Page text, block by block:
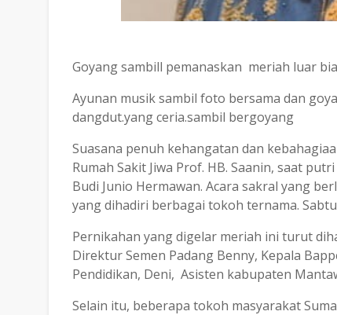
Goyang sambill pemanaskan meriah luar
Ayunan musik sambil foto bersama dan
dangdut.yang ceria.sambil bergoyang
Suasana penuh kehangatan dan
Rumah Sakit Jiwa Prof. HB. Saanin, saat
Budi Junio Hermawan. Acara sakral yang
yang dihadiri berbagai tokoh ternama.
Pernikahan yang digelar meriah ini turut
Direktur Semen Padang Benny, Kepala
Pendidikan, Deni, Asisten kabupaten
Selain itu, beberapa tokoh masyarakat